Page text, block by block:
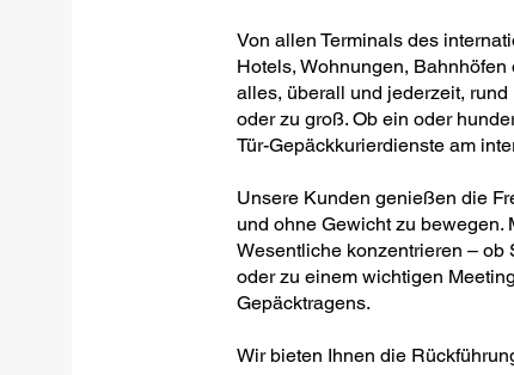
Von allen Terminals des
Hotels, Wohnungen,
alles, überall und jederzeit,
oder zu groß. Ob ein oder
Tür-Gepäckkurierdienste am
Unsere Kunden genießen die
und ohne Gewicht zu bewegen.
Wesentliche konzentrieren – ob
oder zu einem wichtigen
Gepäcktragens.
Wir bieten Ihnen die